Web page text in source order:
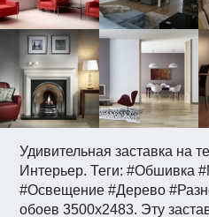
Удивительная заставка на
Интерьер. Теги: #Обшивка
#Освещение #Дерево
обоев 3500x2483. Эту